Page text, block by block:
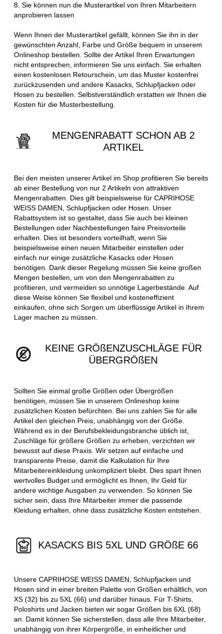
8. Sie können nun die Musterartikel von Ihren Mitarbeitern
anprobieren lassen
Wenn Ihnen der Musterartikel gefällt, können Sie ihn in der
gewünschten Anzahl, Farbe und Größe bequem in unserem
Onlineshop bestellen. Sollte der Artikel Ihren Erwartungen
nicht entsprechen, informieren Sie uns einfach. Sie erhalten
einen kostenlosen Retourschein, um das Muster kostenfrei
zurückzusenden und andere Kasacks, Schlupfjacken oder
Hosen zu bestellen. Selbstverständlich erstatten wir Ihnen die
Kosten für die Musterbestellung.
MENGENRABATT SCHON AB 2
ARTIKEL
Bei den meisten unserer Artikel im Shop profitieren Sie bereits
ab einer Bestellung von nur 2 Artikeln von attraktiven
Mengenrabatten. Dies gilt beispielsweise für CAPRIHOSE
WEISS DAMEN, Schlupfjacken oder Hosen. Unser
Rabattsystem ist so gestaltet, dass Sie auch bei kleinen
Bestellungen oder Nachbestellungen faire Preisvorteile
erhalten. Dies ist besonders vorteilhaft, wenn Sie
beispielsweise einen neuen Mitarbeiter einstellen oder
einfach nur einige zusätzliche Kasacks oder Hosen
benötigen. Dank dieser Regelung müssen Sie keine großen
Mengen bestellen, um von den Mengenrabatten zu
profitieren, und vermeiden so unnötige Lagerbestände. Auf
diese Weise können Sie flexibel und kosteneffizient
einkaufen, ohne sich Sorgen um überflüssige Artikel in Ihrem
Lager machen zu müssen.
KEINE GRÖßENZUSCHLÄGE FÜR
ÜBERGRÖßEN
Sollten Sie einmal große Größen oder Übergrößen
benötigen, müssen Sie in unserem Onlineshop keine
zusätzlichen Kosten befürchten. Bei uns zahlen Sie für alle
Artikel den gleichen Preis, unabhängig von der Größe.
Während es in der Berufsbekleidungsbranche üblich ist,
Zuschläge für größere Größen zu erheben, verzichten wir
bewusst auf diese Praxis. Wir setzen auf einfache und
transparente Preise, damit die Kalkulation für Ihre
Mitarbeitereinkleidung unkompliziert bleibt. Dies spart Ihnen
wertvolles Budget und ermöglicht es Ihnen, Ihr Geld für
andere wichtige Ausgaben zu verwenden. So können Sie
sicher sein, dass Ihre Mitarbeiter immer die passende
Kleidung erhalten, ohne dass zusätzliche Kosten entstehen.
KASACKS BIS 5XL UND GRÖßE 66
Unsere CAPRIHOSE WEISS DAMEN, Schlupfjacken und
Hosen sind in einer breiten Palette von Größen erhältlich, von
XS (32) bis zu 5XL (66) und darüber hinaus. Für T-Shirts,
Poloshirts und Jacken bieten wir sogar Größen bis 6XL (68)
an. Damit können Sie sicherstellen, dass alle Ihre Mitarbeiter,
unabhängig von ihrer Körpergröße, in einheitlicher und